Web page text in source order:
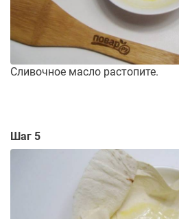
Сливочное масло растопите.
Шаг 5